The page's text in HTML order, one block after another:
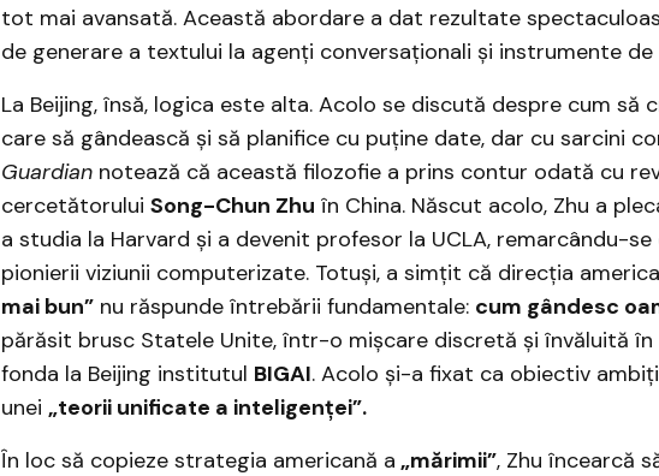
tot mai avansată. Această abordare a dat rezultate
de generare a textului la agenți conversaționali și instrumente
La Beijing, însă, logica este alta. Acolo se discută despre cum să
care să gândească și să planifice cu puține date, dar cu sarcini
Guardiannotează că această filozofie a prins contur odată cu
cercetătorului Song-Chun Zhu în China. Născut acolo, Zhu a
a studia la Harvard și a devenit profesor la UCLA, remarcându-
pionierii viziunii computerizate. Totuși, a simțit că direcția
mai bun”nu răspunde întrebării fundamentale: cum gândesc
părăsit brusc Statele Unite, într-o mișcare discretă și învăluită în
fonda la Beijing institutul BIGAI. Acolo și-a fixat ca obiectiv
unei „teorii unificate a inteligenței”.
În loc să copieze strategia americană a „mărimii”, Zhu încearcă